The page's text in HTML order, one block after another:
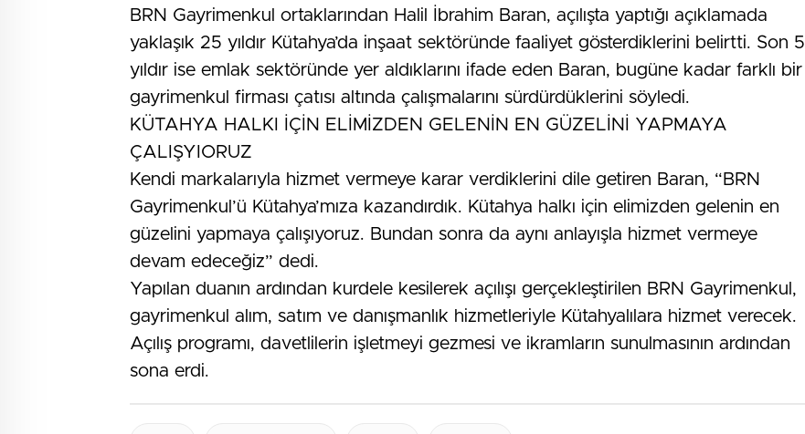
BRN Gayrimenkul ortaklarından Halil İbrahim Baran, açılışta yaptığı açıklamada
yaklaşık 25 yıldır Kütahya’da inşaat sektöründe faaliyet gösterdiklerini belirtti. Son 5
yıldır ise emlak sektöründe yer aldıklarını ifade eden Baran, bugüne kadar farklı bir
gayrimenkul firması çatısı altında çalışmalarını sürdürdüklerini söyledi.
KÜTAHYA HALKI İÇİN ELİMİZDEN GELENİN EN GÜZELİNİ YAPMAYA
ÇALIŞYIORUZ
Kendi markalarıyla hizmet vermeye karar verdiklerini dile getiren Baran, “BRN
Gayrimenkul’ü Kütahya’mıza kazandırdık. Kütahya halkı için elimizden gelenin en
güzelini yapmaya çalışıyoruz. Bundan sonra da aynı anlayışla hizmet vermeye
devam edeceğiz” dedi.
Yapılan duanın ardından kurdele kesilerek açılışı gerçekleştirilen BRN Gayrimenkul,
gayrimenkul alım, satım ve danışmanlık hizmetleriyle Kütahyalılara hizmet verecek.
Açılış programı, davetlilerin işletmeyi gezmesi ve ikramların sunulmasının ardından
sona erdi.